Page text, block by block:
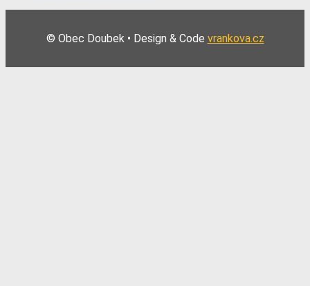
© Obec Doubek • Design & Code vrankova.cz